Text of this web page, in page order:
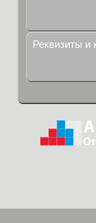
Реквизиты и